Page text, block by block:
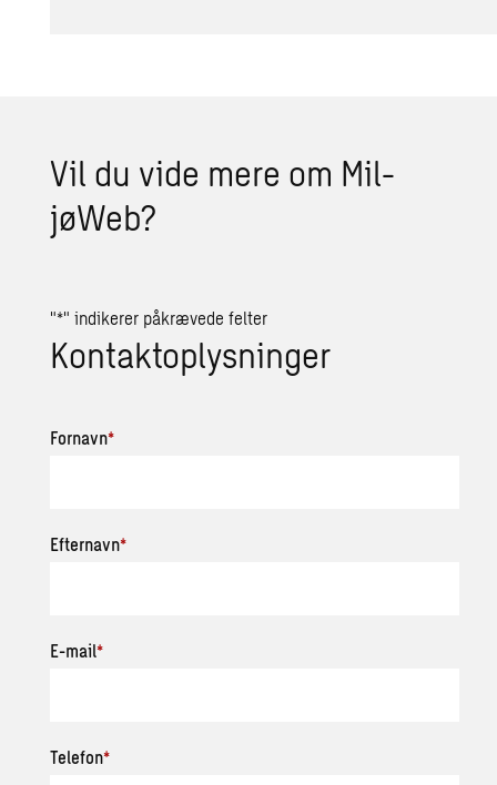
Vil du vide mere om Mil­
jøWeb?
"*" indikerer påkrævede felter
Kontaktoplysninger
Fornavn*
Efternavn*
E-mail*
Telefon*